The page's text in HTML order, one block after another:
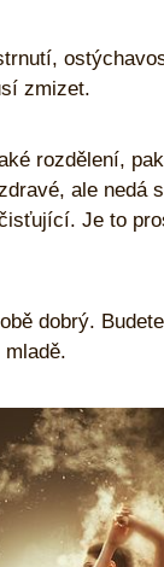
zmizet.
rozdělení,
ale nedá
Je to
dobrý.